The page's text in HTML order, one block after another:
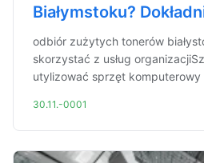
Białymstoku?
odbiór zużytych tonerów
skorzystać z usług
utylizować sprzęt
30.11.-0001